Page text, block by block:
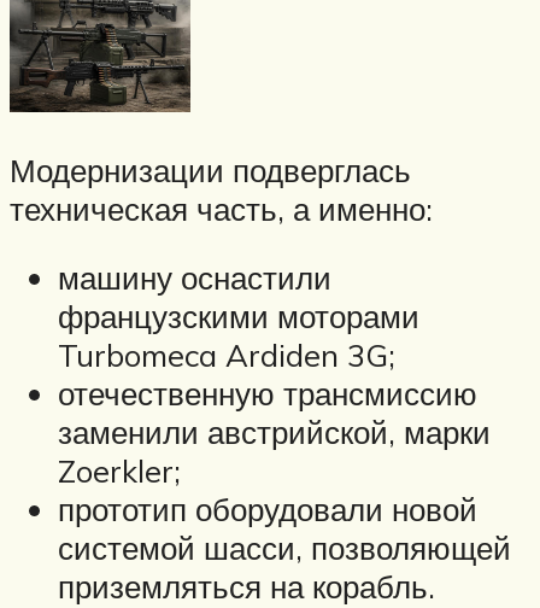
Модернизации подверглась
техническая часть, а именно:
машину оснастили
французскими моторами
Turbomeca Ardiden 3G;
отечественную трансмиссию
заменили австрийской, марки
Zoerkler;
прототип оборудовали новой
системой шасси, позволяющей
приземляться на корабль.